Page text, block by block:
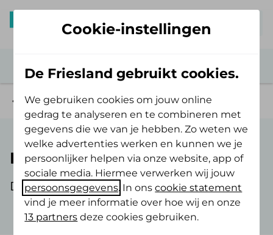
Veelgestelde vragen
Declareren
De veelgestelde vragen over declareren.
Cookie-instellingen
De Friesland gebruikt cookies.
We gebruiken cookies om jouw online
gedrag te analyseren en te combineren met
gegevens die we van je hebben. Zo weten we
welke advertenties werken en kunnen we je
persoonlijker helpen via onze website, app of
sociale media. Hiermee verwerken wij jouw
persoonsgegevens. In onscookie statement
vind je meer informatie over hoe wij en onze
13 partners deze cookies gebruiken.